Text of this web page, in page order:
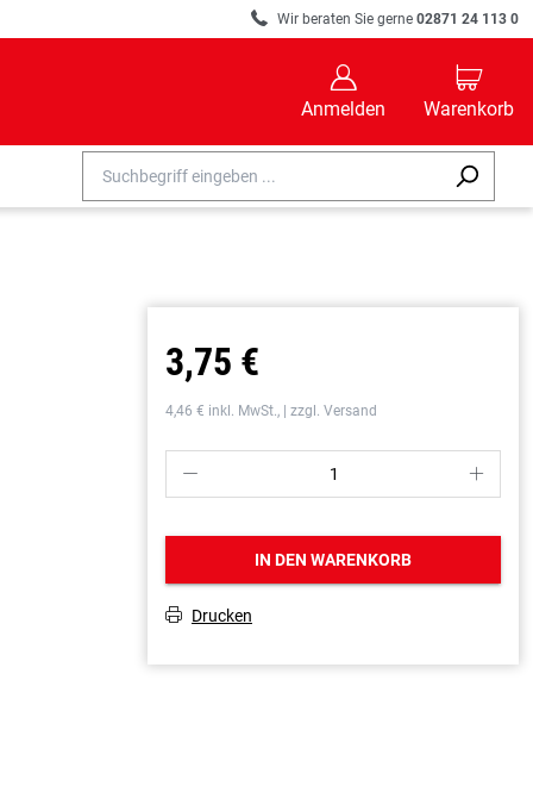
R Wir beraten Sie gerne 02871 24 113 0
B
Anmelden
C
Warenkorb
3,75 €
4,46 € inkl. MwSt., | zzgl. Versand
P S
IN DEN WARENKORB
T Drucken